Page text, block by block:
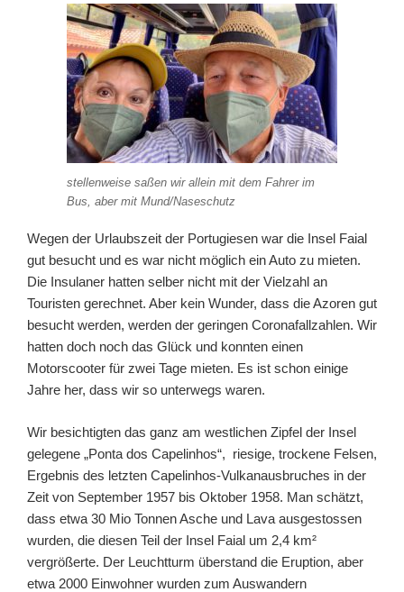
stellenweise saßen wir allein mit dem Fahrer im
Bus, aber mit Mund/Naseschutz
Wegen der Urlaubszeit der Portugiesen war die Insel Faial
gut besucht und es war nicht möglich ein Auto zu mieten.
Die Insulaner hatten selber nicht mit der Vielzahl an
Touristen gerechnet. Aber kein Wunder, dass die Azoren gut
besucht werden, werden der geringen Coronafallzahlen. Wir
hatten doch noch das Glück und konnten einen
Motorscooter für zwei Tage mieten. Es ist schon einige
Jahre her, dass wir so unterwegs waren.
Wir besichtigten das ganz am westlichen Zipfel der Insel
gelegene „Ponta dos Capelinhos“, riesige, trockene Felsen,
Ergebnis des letzten Capelinhos-Vulkanausbruches in der
Zeit von September 1957 bis Oktober 1958. Man schätzt,
dass etwa 30 Mio Tonnen Asche und Lava ausgestossen
wurden, die diesen Teil der Insel Faial um 2,4 km²
vergrößerte. Der Leuchtturm überstand die Eruption, aber
etwa 2000 Einwohner wurden zum Auswandern